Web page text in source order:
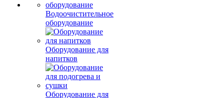
Водоочистительное
оборудование
Оборудование для
напитков
Оборудование для